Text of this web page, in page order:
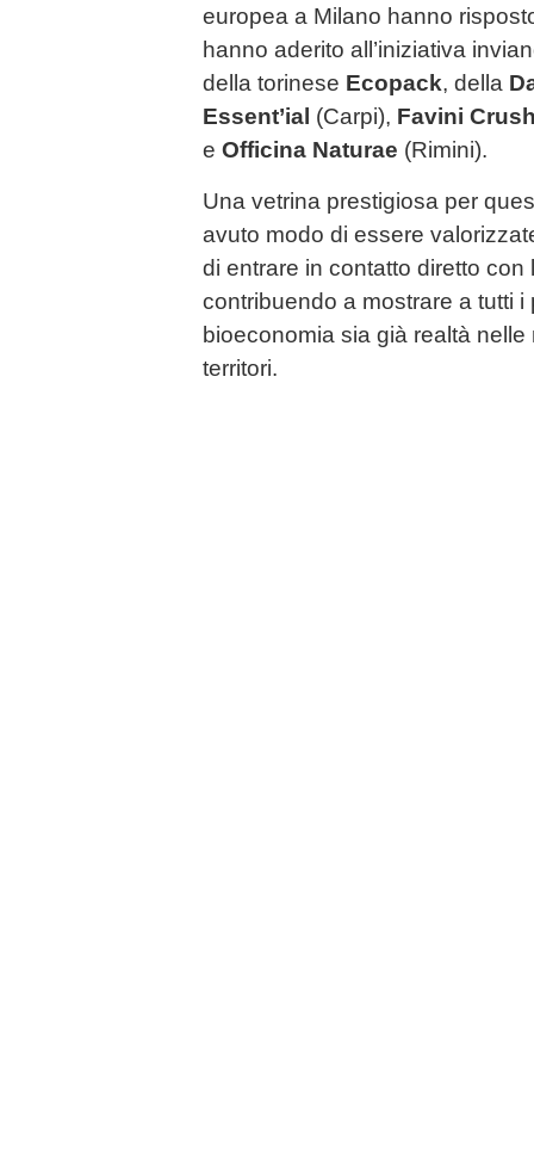
europea a Milano hanno
hanno aderito all’iniziativa
della torinese Ecopack, della
Essent’ial (Carpi), Favini
e Officina Naturae (Rimini).
Una vetrina prestigiosa per
avuto modo di essere
di entrare in contatto diretto con
contribuendo a mostrare a tutti i
bioeconomia sia già realtà
territori.